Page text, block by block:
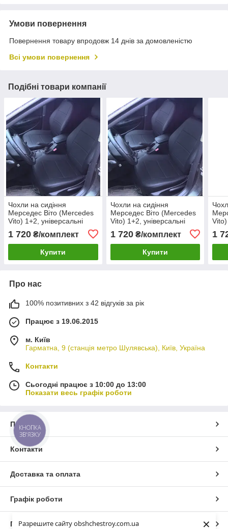
Разрешите сайту obshchestroy.com.ua
×
Умови повернення
Повернення товару впродовж 14 днів за домовленістю
Всі умови повернення
Подібні товари компанії
Чохли на сидіння
Мерседес Віто (Mercedes
Vito) 1+2, універсальні
Україні
1 720 ₴/комплект
Купити
Чохли на сидіння
Мерседес Віто (Mercedes
Vito) 1+2, універсальні
Україні
1 720₴/комплект
Купити
Vito)
1
Про нас
100% позитивних з 42 відгуків за рік
Працює з 19.06.2015
м. Київ
Гарматна, 9 (станція метро Шулявська), Київ, Україна
Контакти
Сьогодні працює з 10:00 до 13:00
Показати весь графік роботи
Про нас
Контакти
Доставка та оплата
Графік роботи
Повна версія сайту
КНОПКА
ЗВ'ЯЗКУ